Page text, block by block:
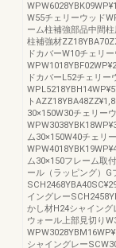
W55チェリーウッド
ーム柱補強部品中間
柱補強材
ドカバーW10チェリ
ドカバーL52チェリー
ト
30×150W30チェリー
ム30×150W40チェリ
ム30×150フレーム取
ール（ラッピング）G
イングレー
かし材H24シャイング
ウォール上部見切り
シャイングレー